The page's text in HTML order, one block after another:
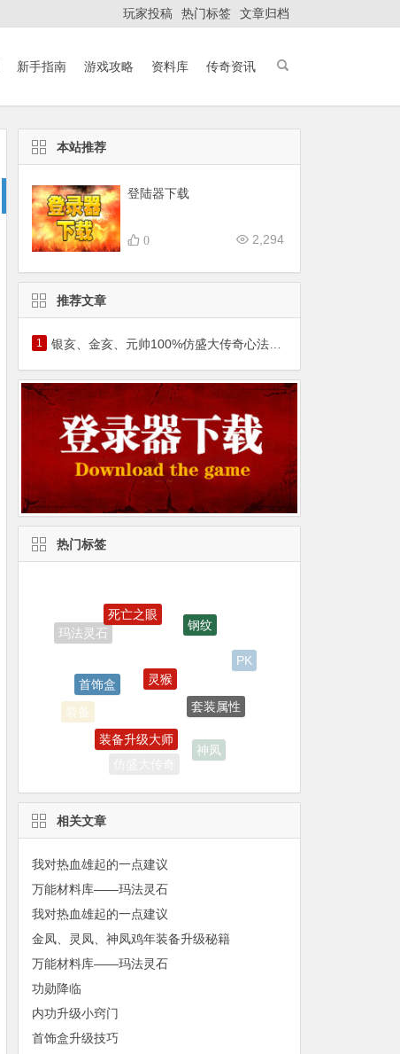
玩家投稿 热门标签 文章归档
新手指南 游戏攻略 资料库 传奇资讯
本站推荐
登陆器下载
2,294
0
推荐文章
1 银亥、金亥、元帅100%仿盛大传奇心法猪年套装霸气降临
热门标签
PK
装备
神凤
相关文章
我对热血雄起的一点建议
万能材料库——玛法灵石
我对热血雄起的一点建议
金凤、灵凤、神凤鸡年装备升级秘籍
万能材料库——玛法灵石
功勋降临
内功升级小窍门
首饰盒升级技巧